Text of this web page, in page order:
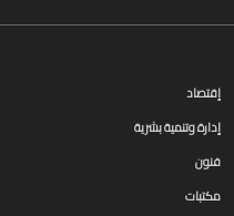
إقتصاد
إدارة وتنمية بشرية
فنون
مكتبات